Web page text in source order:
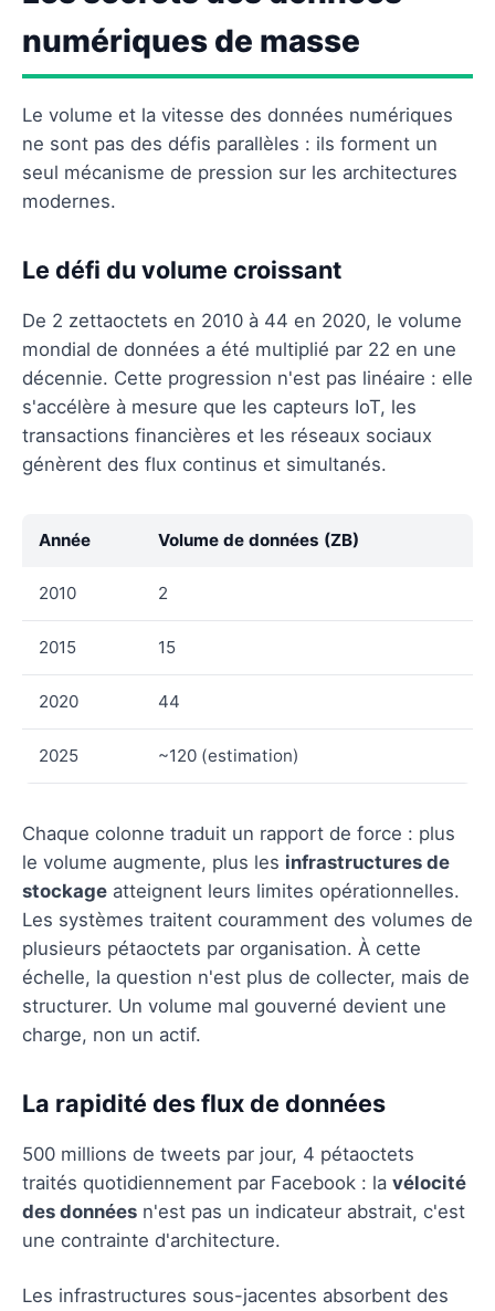
numériques de masse
Le volume et la vitesse des données numériques
ne sont pas des défis parallèles : ils forment un
seul mécanisme de pression sur les architectures
modernes.
Le défi du volume croissant
De 2 zettaoctets en 2010 à 44 en 2020, le volume
mondial de données a été multiplié par 22 en une
décennie. Cette progression n'est pas linéaire : elle
s'accélère à mesure que les capteurs IoT, les
transactions financières et les réseaux sociaux
génèrent des flux continus et simultanés.
Année Volume de données (ZB)
2010 2
2015 15
2020 44
2025 ~120 (estimation)
Chaque colonne traduit un rapport de force : plus
le volume augmente, plus les infrastructures de
stockage atteignent leurs limites opérationnelles.
Les systèmes traitent couramment des volumes de
plusieurs pétaoctets par organisation. À cette
échelle, la question n'est plus de collecter, mais de
structurer. Un volume mal gouverné devient une
charge, non un actif.
La rapidité des flux de données
500 millions de tweets par jour, 4 pétaoctets
traités quotidiennement par Facebook : la vélocité
des données n'est pas un indicateur abstrait, c'est
une contrainte d'architecture.
Les infrastructures sous-jacentes absorbent des